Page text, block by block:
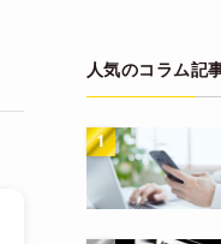
人気のコラム記
1